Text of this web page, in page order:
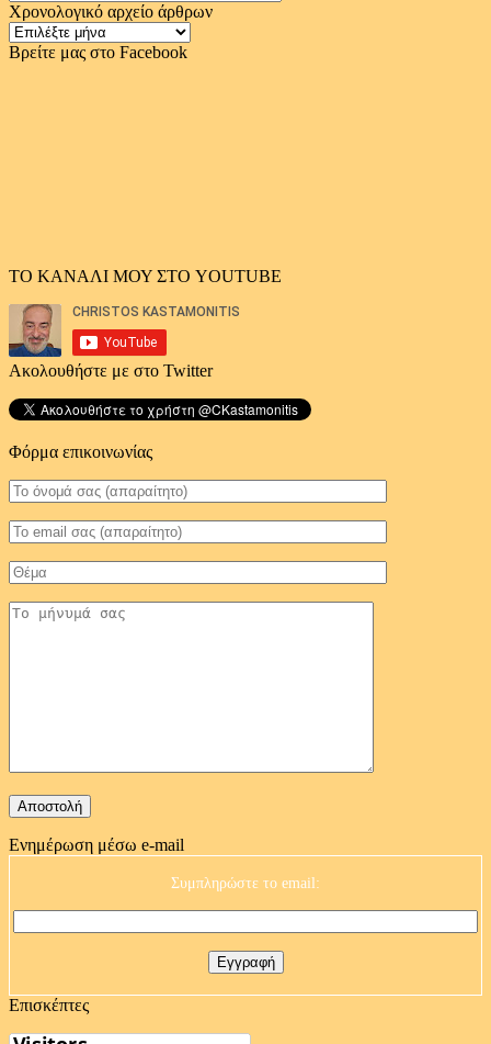
Χρονολογικό αρχείο άρθρων
Χρονολογικό
αρχείο
Βρείτε μας στο Facebook
ΤΟ ΚΑΝΑΛΙ ΜΟΥ ΣΤΟ YOUTUBE
Ακολουθήστε με στο Twitter
Φόρμα επικοινωνίας
Ενημέρωση μέσω e-mail
Συμπληρώστε το email:
Επισκέπτες